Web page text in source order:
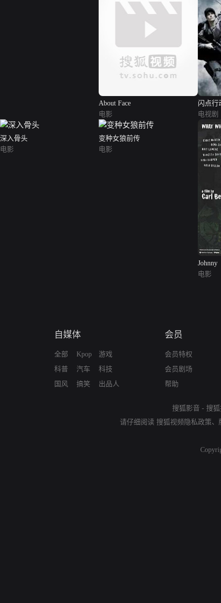
About Face
电影
闪点行
电视剧
深入骨头
电影
变种女狼前传
电影
Johnny
电影
自媒体
全部
科普
国风
Kpop
汽车
搞笑
游戏
科技
出品人
会员
会员特权
会员剧场
帮助
搜狐影音 - 搜
请仔细阅读 搜狐视频隐私政策、